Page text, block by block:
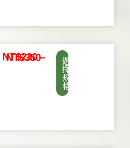
NT$230–
NT$350 選
擇
規
格